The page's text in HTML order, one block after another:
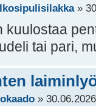
»
kuulostaa
tai pari,
»